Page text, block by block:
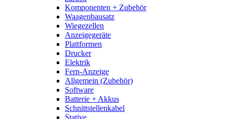
Komponenten + Zubehör
Waagenbausatz
Wiegezellen
Anzeigegeräte
Plattformen
Drucker
Elektrik
Fern-Anzeige
Allgemein (Zubehör)
Software
Batterie + Akkus
Schnittstellenkabel
Stative